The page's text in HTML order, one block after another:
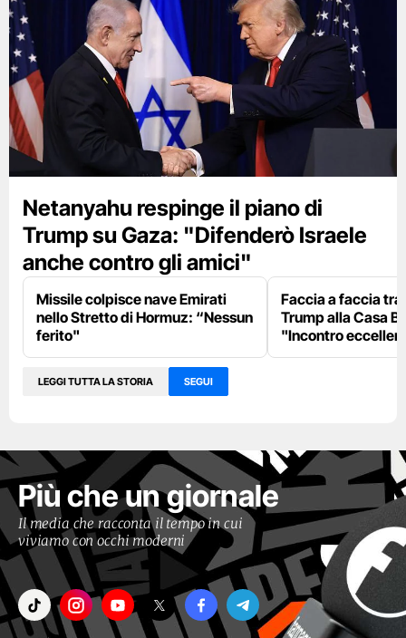
Netanyahu respinge il piano di
Trump su Gaza: "Difenderò Israele
anche contro gli amici"
Missile colpisce nave Emirati
nello Stretto di Hormuz: “Nessun
ferito"
Faccia a faccia
Trump alla Casa
"Incontro
LEGGI TUTTA LA STORIA SEGUI
Più che un giornale
Il media che racconta il tempo in cui
viviamo con occhi moderni